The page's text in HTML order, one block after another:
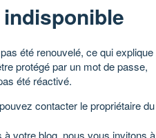
été renouvelé, ce qui explique
protégé par un mot de passe,
été réactivé.
contacter le propriétaire du
à votre blog, nous vous invitons à